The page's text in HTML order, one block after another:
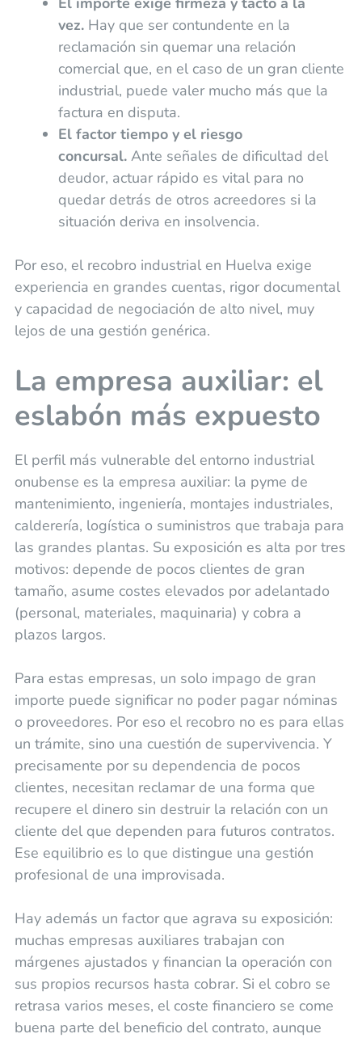
vez.Hay que ser contundente en la
reclamación sin quemar una relación
comercial que, en el caso de un gran cliente
industrial, puede valer mucho más que la
factura en disputa.
El factor tiempo y el riesgo
concursal.Ante señales de dificultad del
deudor, actuar rápido es vital para no
quedar detrás de otros acreedores si la
situación deriva en insolvencia.
Por eso, el recobro industrial en Huelva exige
experiencia en grandes cuentas, rigor documental
y capacidad de negociación de alto nivel, muy
lejos de una gestión genérica.
La empresa auxiliar: el
eslabón más expuesto
El perfil más vulnerable del entorno industrial
onubense es la empresa auxiliar: la pyme de
mantenimiento, ingeniería, montajes industriales,
calderería, logística o suministros que trabaja para
las grandes plantas. Su exposición es alta por tres
motivos: depende de pocos clientes de gran
tamaño, asume costes elevados por adelantado
(personal, materiales, maquinaria) y cobra a
plazos largos.
Para estas empresas, un solo impago de gran
importe puede significar no poder pagar nóminas
o proveedores. Por eso el recobro no es para ellas
un trámite, sino una cuestión de supervivencia. Y
precisamente por su dependencia de pocos
clientes, necesitan reclamar de una forma que
recupere el dinero sin destruir la relación con un
cliente del que dependen para futuros contratos.
Ese equilibrio es lo que distingue una gestión
profesional de una improvisada.
Hay además un factor que agrava su exposición:
muchas empresas auxiliares trabajan con
márgenes ajustados y financian la operación con
sus propios recursos hasta cobrar. Si el cobro se
retrasa varios meses, el coste financiero se come
buena parte del beneficio del contrato, aunque